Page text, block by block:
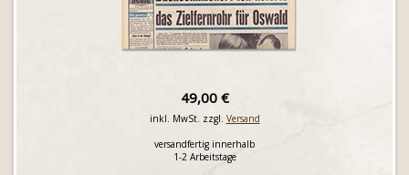
49,00 €
inkl. MwSt. zzgl. Versand
versandfertig innerhalb
1-2 Arbeitstage